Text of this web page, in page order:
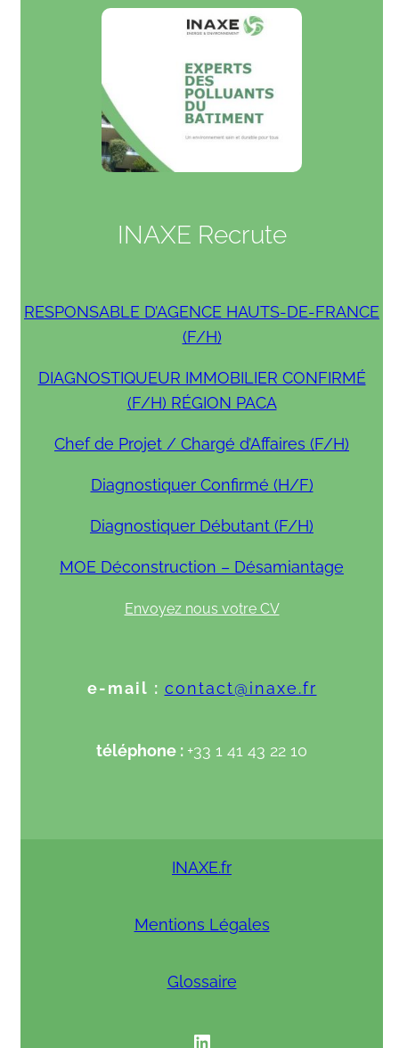
INAXE Recrute
RESPONSABLE D’AGENCE HAUTS-DE-FRANCE
(F/H)
DIAGNOSTIQUEUR IMMOBILIER CONFIRMÉ
(F/H) RÉGION PACA
Chef de Projet / Chargé d’Affaires (F/H)
Diagnostiquer Confirmé (H/F)
Diagnostiquer Débutant (F/H)
MOE Déconstruction – Désamiantage
Envoyez nous votre CV
e-mail : contact@inaxe.fr
téléphone : +33 1 41 43 22 10
INAXE.fr
Mentions Légales
Glossaire
INAXE linkedIN